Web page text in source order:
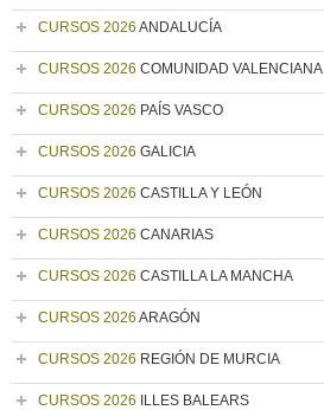
CURSOS 2026 ANDALUCÍA
CURSOS 2026 COMUNIDAD VALENCIANA
CURSOS 2026 PAÍS VASCO
CURSOS 2026 GALICIA
CURSOS 2026 CASTILLA Y LEÓN
CURSOS 2026 CANARIAS
CURSOS 2026 CASTILLA LA MANCHA
CURSOS 2026 ARAGÓN
CURSOS 2026 REGIÓN DE MURCIA
CURSOS 2026 ILLES BALEARS